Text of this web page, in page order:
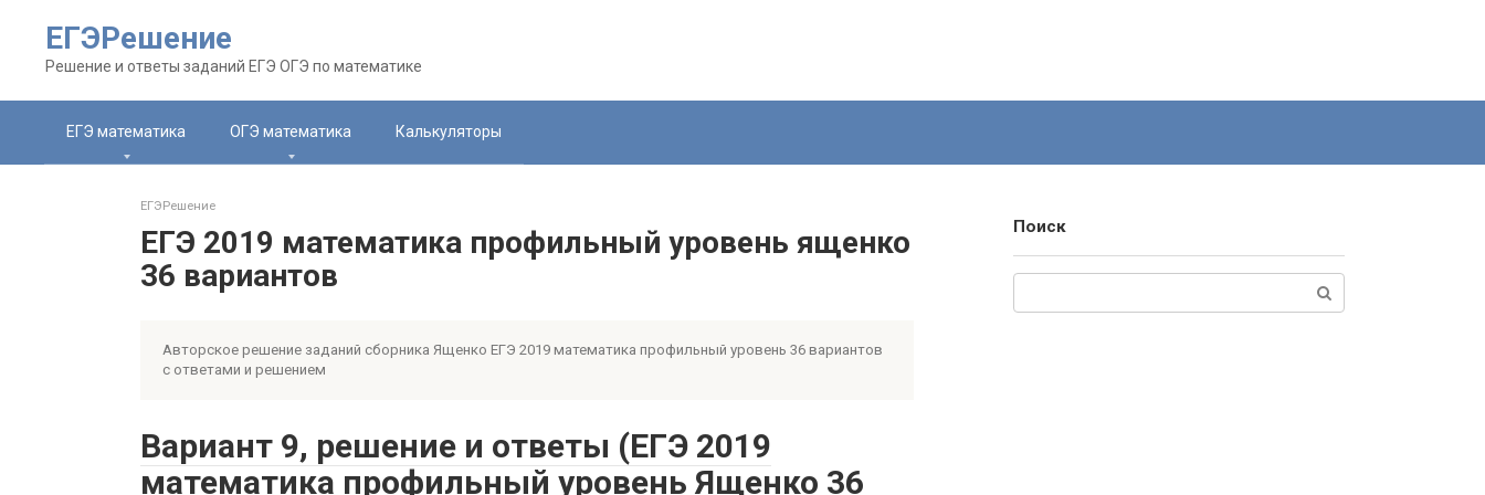
контенту
ЕГЭРешение
Решение и ответы заданий ЕГЭ ОГЭ по математике
ЕГЭ математика ОГЭ математика Калькуляторы
ЕГЭРешение
ЕГЭ 2019 математика профильный уровень ященко
36 вариантов
Авторское решение заданий сборника Ященко ЕГЭ 2019 математика профильный уровень 36 вариантов
c ответами и решением
Вариант 9, решение и ответы (ЕГЭ 2019
математика профильный уровень Ященко 36
Поиск